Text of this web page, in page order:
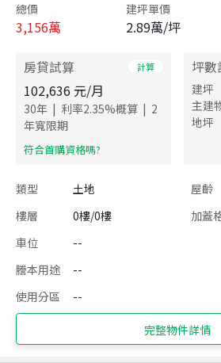
總價
3,156萬
建坪單價
2.89萬/坪
房貸試算 計算
102,636 元/月
30年 | 利率2.35%概算 | 2
年寬限期
​符合首購資格嗎?
坪
建坪
主建
地坪
類型 土地 屋齡
樓層
0樓/0樓 加蓋
車位
--
謄本用途
--
使用分區
--
完整物件詳情